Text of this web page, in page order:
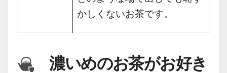
かしくないお茶です。
濃いめのお茶がお好き